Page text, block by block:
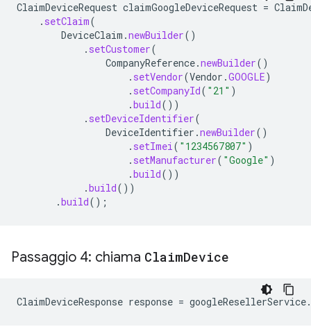
ClaimDeviceRequest claimGoogleDeviceRequest =
. setClaim(
DeviceClaim .newBuilder()
. setCustomer(
CompanyReference.newBuilder()
. setVendor(Vendor .GOOGLE)
. setCompanyId( "21" )
.build())
. setDeviceIdentifier(
DeviceIdentifier .newBuilder()
. setImei( "1234567807" )
. setManufacturer( "Google" )
.build())
.build())
.build();
Passaggio 4: chiama ClaimDevice
ClaimDeviceResponse response = googleResellerService.